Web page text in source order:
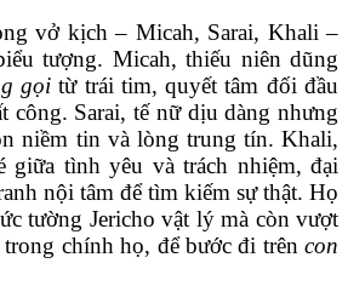
vở kịch – Micah, Sarai, Khali –
tượng. Micah, thiếu niên dũng
gọitừ trái tim, quyết tâm đối đầu
công. Sarai, tế nữ dịu dàng nhưng
niềm tin và lòng trung tín. Khali,
giữa tình yêu và trách nhiệm, đại
nội tâm để tìm kiếm sự thật. Họ
tường Jericho vật lý mà còn vượt
chính họ, để bước đi trên con